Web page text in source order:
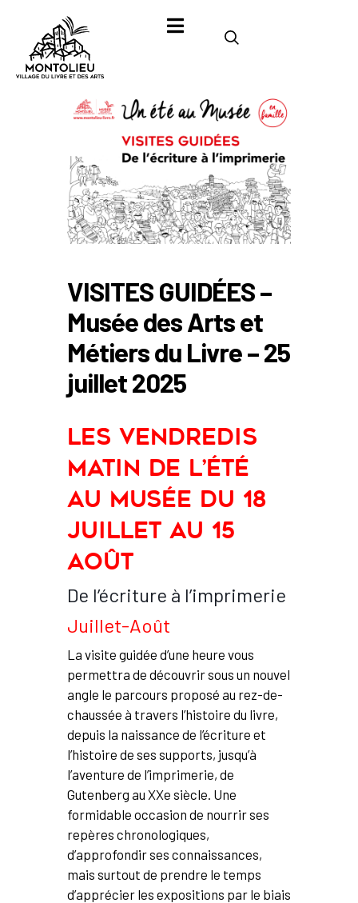
VISITES GUIDÉES –
Musée des Arts et
Métiers du Livre – 25
juillet 2025
Les vendredis
matin de l’été
au Musée du 18
juillet au 15
août
De l’écriture à l’imprimerie
Juillet-Août
La visite guidée d’une heure vous
permettra de découvrir sous un nouvel
angle le parcours proposé au rez-de-
chaussée à travers l’histoire du livre,
depuis la naissance de l’écriture et
l’histoire de ses supports, jusqu’à
l’aventure de l’imprimerie, de
Gutenberg au XXe siècle. Une
formidable occasion de nourrir ses
repères chronologiques,
d’approfondir ses connaissances,
mais surtout de prendre le temps
d’apprécier les expositions par le biais